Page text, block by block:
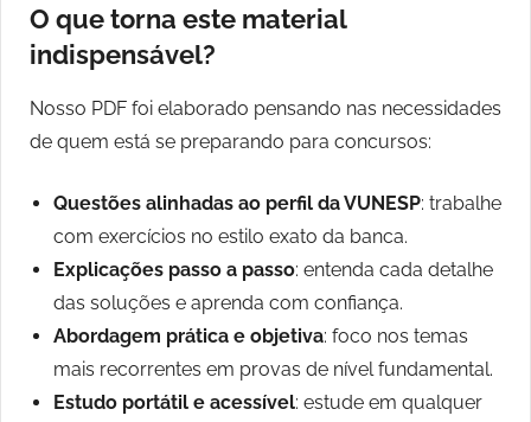
O que torna este material
indispensável?
Nosso PDF foi elaborado pensando nas necessidades
de quem está se preparando para concursos:
Questões alinhadas ao perfil da VUNESP: trabalhe
com exercícios no estilo exato da banca.
Explicações passo a passo: entenda cada detalhe
das soluções e aprenda com confiança.
Abordagem prática e objetiva: foco nos temas
mais recorrentes em provas de nível fundamental.
Estudo portátil e acessível: estude em qualquer